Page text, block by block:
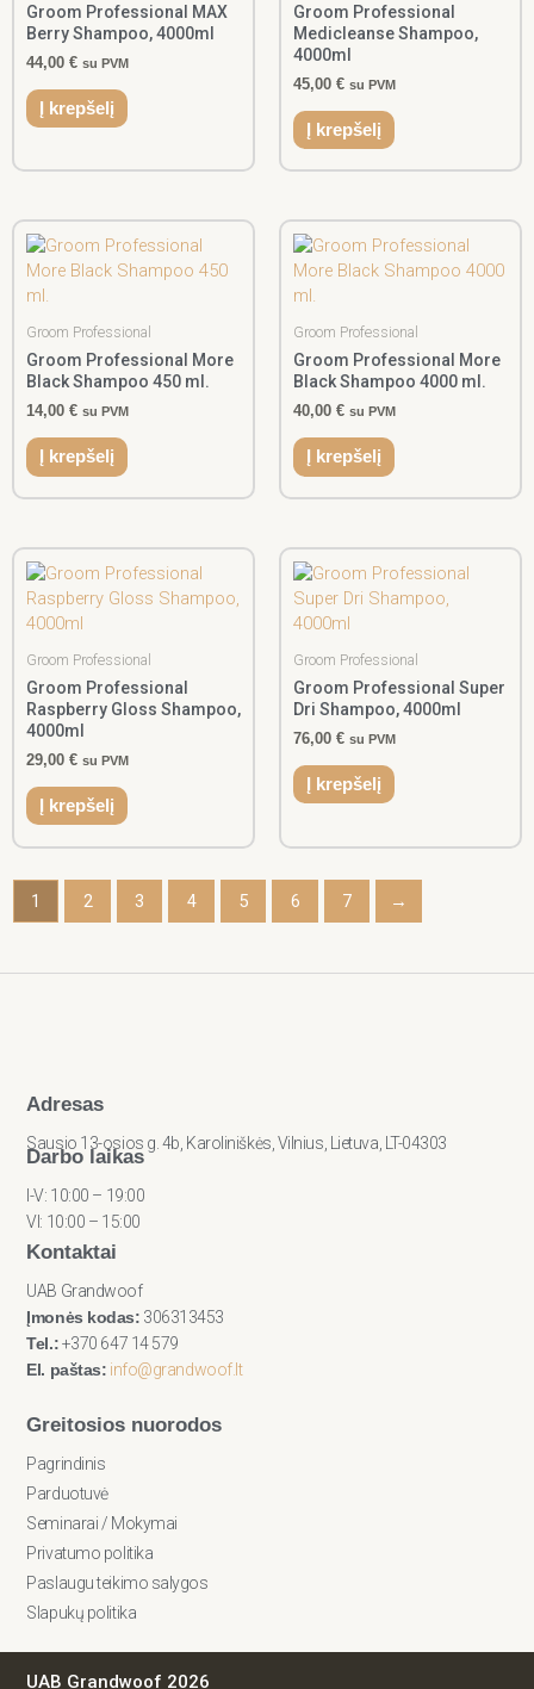
Groom Professional MAX
Berry Shampoo, 4000ml
44,00 € su PVM
Į krepšelį
Groom Professional
Medicleanse Shampoo,
4000ml
45,00 € su PVM
Į krepšelį
Groom Professional
Groom Professional More
Black Shampoo 450 ml.
14,00 € su PVM
Į krepšelį
Groom Professional
Groom Professional More
Black Shampoo 4000 ml.
40,00 € su PVM
Į krepšelį
Groom Professional
Groom Professional
Raspberry Gloss Shampoo,
4000ml
29,00 € su PVM
Į krepšelį
Groom Professional
Groom Professional Super
Dri Shampoo, 4000ml
76,00 € su PVM
Į krepšelį
1 2 3 4 5 6 7 →
Adresas
Sausio 13-osios g. 4b, Karoliniškės, Vilnius, Lietuva, LT-04303
Darbo laikas
I-V: 10:00 – 19:00
VI: 10:00 – 15:00
Kontaktai
UAB Grandwoof
Įmonės kodas: 306313453
Tel.:+370 647 14 579
El. paštas: info@grandwoof.lt
Greitosios nuorodos
Pagrindinis
Parduotuvė
Seminarai / Mokymai
Privatumo politika
Paslaugu teikimo salygos
Slapukų politika
UAB Grandwoof 2026